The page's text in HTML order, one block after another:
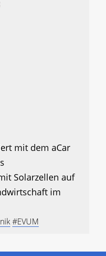
mit dem aCar
Solarzellen auf
im
#EVUM